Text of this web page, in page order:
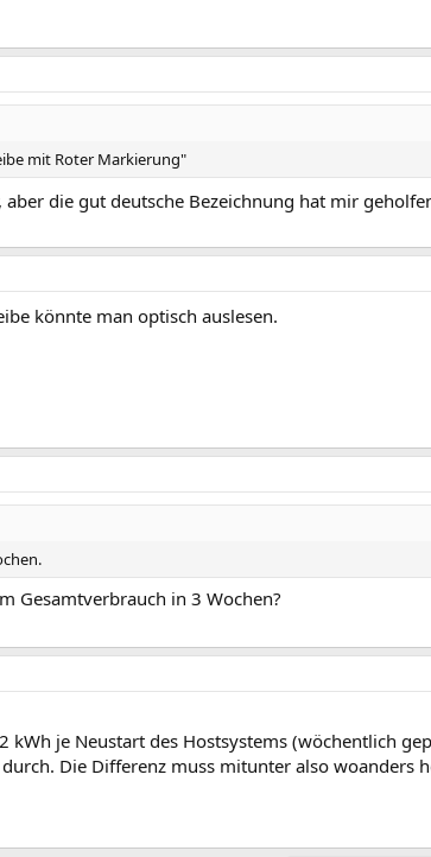
mit Roter Markierung"
die gut deutsche Bezeichnung hat mir
könnte man optisch auslesen.
Gesamtverbrauch in 3 Wochen?
kWh je Neustart des Hostsystems (wöchentlich
Die Differenz muss mitunter also woanders